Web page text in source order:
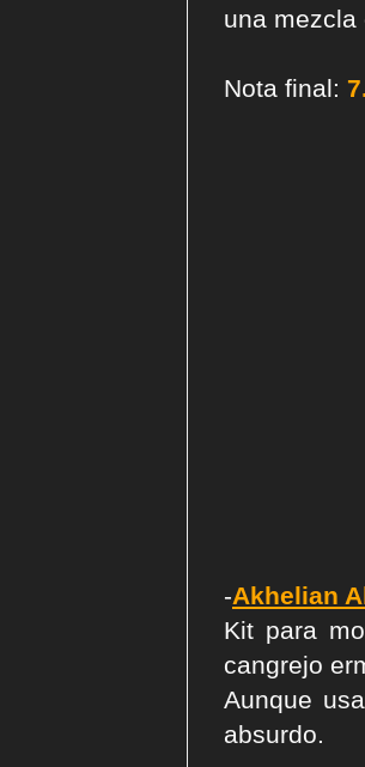
una mezcla
Nota final:
-Akhelian
Kit para
cangrejo
Aunque
absurdo.